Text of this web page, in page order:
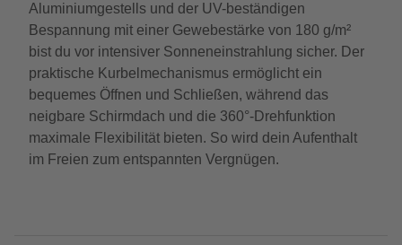
Aluminiumgestells und der UV-beständigen
Bespannung mit einer Gewebestärke von 180 g/m²
bist du vor intensiver Sonneneinstrahlung sicher. Der
praktische Kurbelmechanismus ermöglicht ein
bequemes Öffnen und Schließen, während das
neigbare Schirmdach und die 360°-Drehfunktion
maximale Flexibilität bieten. So wird dein Aufenthalt
im Freien zum entspannten Vergnügen.